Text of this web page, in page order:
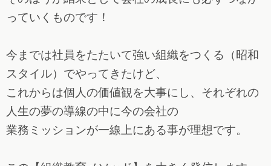
っていくものです！
今までは社員をたたいて強い組織をつくる（昭和
スタイル）でやってきたけど、
これからは個人の価値観を大事にし、それぞれの
人生の夢の導線の中に今の会社の
業務ミッションが一線上にある事が理想です。